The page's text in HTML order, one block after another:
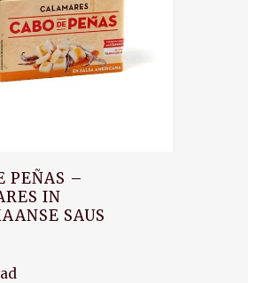
PEÑAS –
IN
SAUS